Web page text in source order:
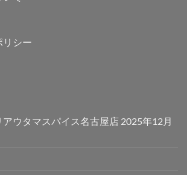
リシー
ウタマスパイス名古屋店 2025年12月